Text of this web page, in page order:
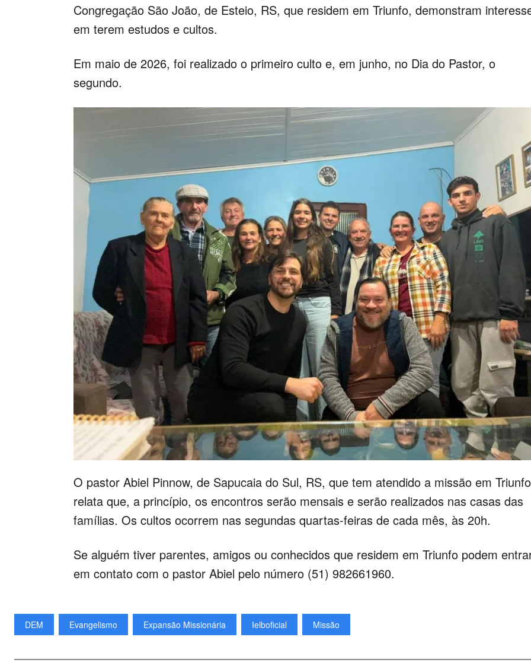
Congregação São João, de Esteio, RS, que residem em Triunfo, demonstram
em terem estudos e cultos.
Em maio de 2026, foi realizado o primeiro culto e, em junho, no Dia do Pastor, o
segundo.
O pastor Abiel Pinnow, de Sapucaia do Sul, RS, que tem atendido a missão em
relata que, a princípio, os encontros serão mensais e serão realizados nas casas das
famílias. Os cultos ocorrem nas segundas quartas-feiras de cada mês, às 20h.
Se alguém tiver parentes, amigos ou conhecidos que residem em Triunfo podem
em contato com o pastor Abiel pelo número (51) 982661960.
DEM Evangelismo Expansão Missionária Ielboficial Missão